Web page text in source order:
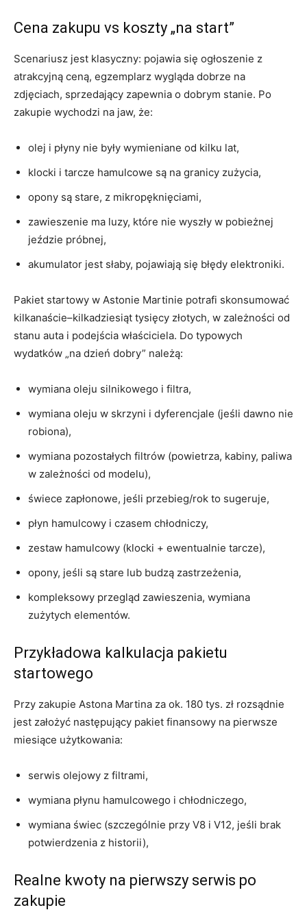
Cena zakupu vs koszty „na start”
Scenariusz jest klasyczny: pojawia się ogłoszenie z
atrakcyjną ceną, egzemplarz wygląda dobrze na
zdjęciach, sprzedający zapewnia o dobrym stanie. Po
zakupie wychodzi na jaw, że:
olej i płyny nie były wymieniane od kilku lat,
klocki i tarcze hamulcowe są na granicy zużycia,
opony są stare, z mikropęknięciami,
zawieszenie ma luzy, które nie wyszły w pobieżnej
jeździe próbnej,
akumulator jest słaby, pojawiają się błędy elektroniki.
Pakiet startowy w Astonie Martinie potrafi skonsumować
kilkanaście–kilkadziesiąt tysięcy złotych, w zależności od
stanu auta i podejścia właściciela. Do typowych
wydatków „na dzień dobry” należą:
wymiana oleju silnikowego i filtra,
wymiana oleju w skrzyni i dyferencjale (jeśli dawno nie
robiona),
wymiana pozostałych filtrów (powietrza, kabiny, paliwa
w zależności od modelu),
świece zapłonowe, jeśli przebieg/rok to sugeruje,
płyn hamulcowy i czasem chłodniczy,
zestaw hamulcowy (klocki + ewentualnie tarcze),
opony, jeśli są stare lub budzą zastrzeżenia,
kompleksowy przegląd zawieszenia, wymiana
zużytych elementów.
Przykładowa kalkulacja pakietu
startowego
Przy zakupie Astona Martina za ok. 180 tys. zł rozsądnie
jest założyć następujący pakiet finansowy na pierwsze
miesiące użytkowania:
serwis olejowy z filtrami,
wymiana płynu hamulcowego i chłodniczego,
wymiana świec (szczególnie przy V8 i V12, jeśli brak
potwierdzenia z historii),
Realne kwoty na pierwszy serwis po
zakupie